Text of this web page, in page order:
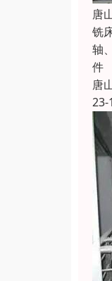
唐
铣
轴
件
唐
23-